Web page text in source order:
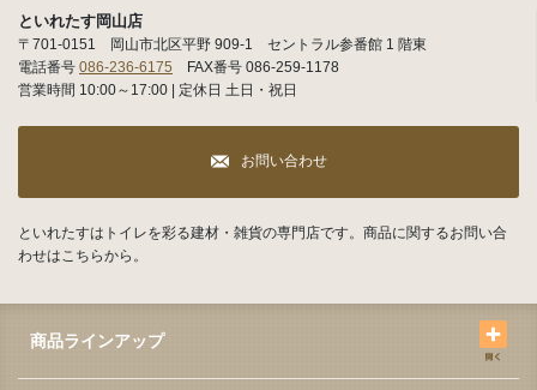
といれたす岡山店
〒701-0151 岡山市北区平野 909-1 セントラル参番館 1 階東
電話番号 086-236-6175 FAX番号 086-259-1178
営業時間 10:00～17:00 | 定休日 土日・祝日
お問い合わせ
といれたすはトイレを彩る建材・雑貨の専門店です。商品に関するお問い合
わせはこちらから。
商品ラインアップ